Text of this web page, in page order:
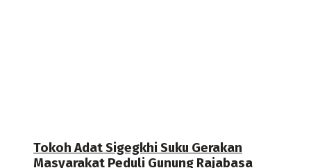
Tokoh Adat Sigegkhi Suku Gerakan
Masyarakat Peduli Gunung Rajabasa